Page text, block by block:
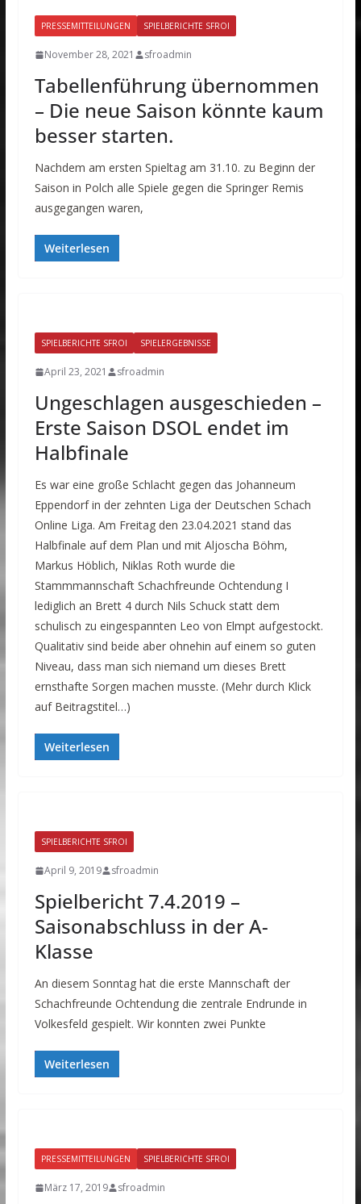
PRESSEMITTEILUNGEN SPIELBERICHTE SFROI
November 28, 2021 sfroadmin
Tabellenführung übernommen
– Die neue Saison könnte kaum
besser starten.
Nachdem am ersten Spieltag am 31.10. zu Beginn der
Saison in Polch alle Spiele gegen die Springer Remis
ausgegangen waren,
Weiterlesen
SPIELBERICHTE SFROI SPIELERGEBNISSE
April 23, 2021 sfroadmin
Ungeschlagen ausgeschieden –
Erste Saison DSOL endet im
Halbfinale
Es war eine große Schlacht gegen das Johanneum
Eppendorf in der zehnten Liga der Deutschen Schach
Online Liga. Am Freitag den 23.04.2021 stand das
Halbfinale auf dem Plan und mit Aljoscha Böhm,
Markus Höblich, Niklas Roth wurde die
Stammmannschaft Schachfreunde Ochtendung I
lediglich an Brett 4 durch Nils Schuck statt dem
schulisch zu eingespannten Leo von Elmpt aufgestockt.
Qualitativ sind beide aber ohnehin auf einem so guten
Niveau, dass man sich niemand um dieses Brett
ernsthafte Sorgen machen musste. (Mehr durch Klick
auf Beitragstitel…)
Weiterlesen
SPIELBERICHTE SFROI
April 9, 2019 sfroadmin
Spielbericht 7.4.2019 –
Saisonabschluss in der A-
Klasse
An diesem Sonntag hat die erste Mannschaft der
Schachfreunde Ochtendung die zentrale Endrunde in
Volkesfeld gespielt. Wir konnten zwei Punkte
Weiterlesen
PRESSEMITTEILUNGEN SPIELBERICHTE SFROI
März 17, 2019 sfroadmin